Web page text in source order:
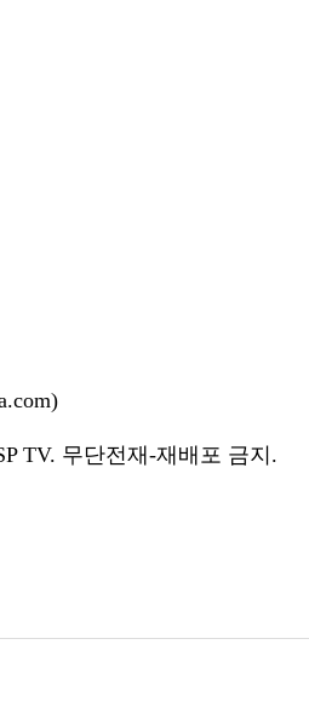
TV. 무단전재-재배포 금지.